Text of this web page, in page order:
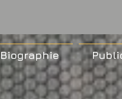
Biographie